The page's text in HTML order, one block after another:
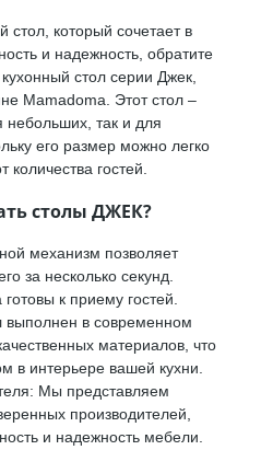
который сочетает в
и надежность, обратите
стол серии Джек,
Mamadoma. Этот стол –
небольших, так и для
его размер можно легко
количества гостей.
столы ДЖЕК?
механизм позволяет
за несколько секунд.
к приему гостей.
выполнен в современном
материалов, что
в интерьере вашей кухни.
Мы представляем
производителей,
и надежность мебели.